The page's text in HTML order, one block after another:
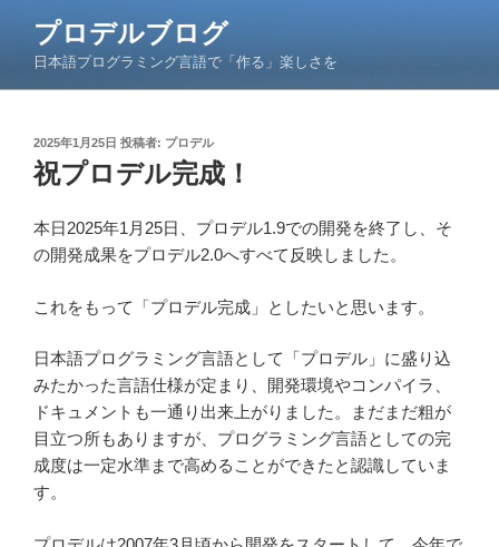
ン
プロデルブログ
日本語プログラミング言語で「作る」楽しさを
投
稿
日:
2025年1月25日 投稿者: プロデル
祝プロデル完成！
本日2025年1月25日、プロデル1.9での開発を終了し、そ
の開発成果をプロデル2.0へすべて反映しました。
これをもって「プロデル完成」としたいと思います。
日本語プログラミング言語として「プロデル」に盛り込
みたかった言語仕様が定まり、開発環境やコンパイラ、
ドキュメントも一通り出来上がりました。まだまだ粗が
目立つ所もありますが、プログラミング言語としての完
成度は一定水準まで高めることができたと認識していま
す。